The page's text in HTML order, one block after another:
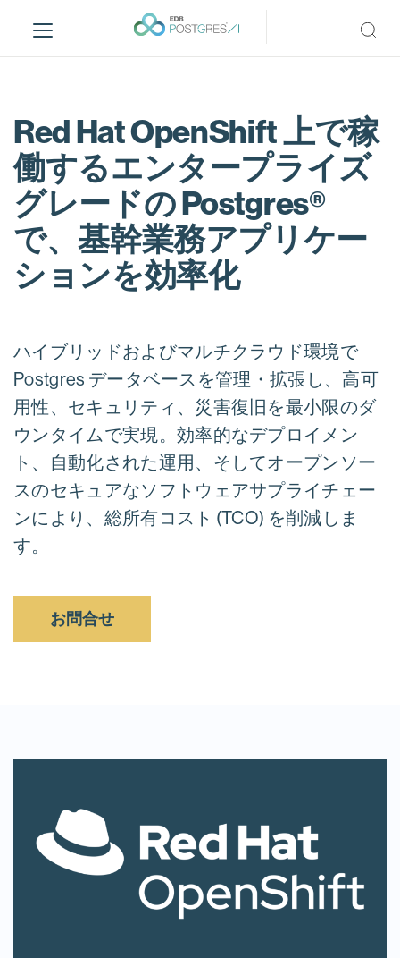
i
Red Hat OpenShift 上で稼
働するエンタープライズ
グレードの Postgres®
で、基幹業務アプリケー
ションを効率化
ハイブリッドおよびマルチクラウド環境で
Postgres データベースを管理・拡張し、高可
用性、セキュリティ、災害復旧を最小限のダ
ウンタイムで実現。効率的なデプロイメン
ト、自動化された運用、そしてオープンソー
スのセキュアなソフトウェアサプライチェー
ンにより、総所有コスト (TCO) を削減しま
す。
お問合せ